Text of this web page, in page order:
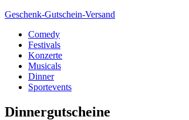
Geschenk-Gutschein-Versand
Gutscheine, Gutscheinsprüche und Geschenkideen
Comedy
Festivals
Konzerte
Musicals
Dinner
Sportevents
Dinnergutscheine